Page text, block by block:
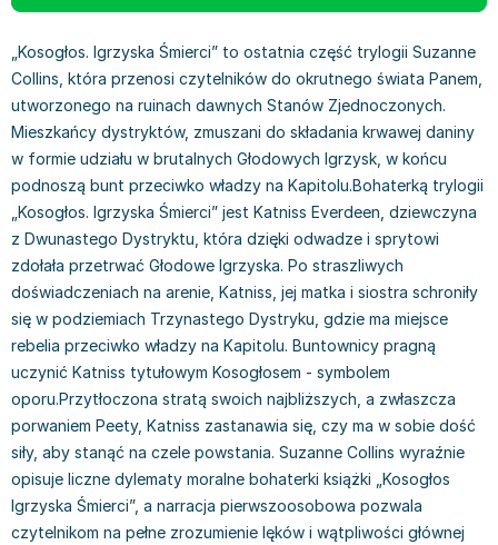
Książki: Prawo konstytucyjne
Książki: Prawo międzynarodowe
Książki: Prawo - orzecznictwo
Książki: Prawo pracy
Książki: Prawo Unii Europejskiej
Teksty aktów prawnych
Książki medyczne i naukowe
Chemia - książki
Książki o fizyce i astronomii
Geografia - książki
Inne
Książki do matematyki
Książki medyczne
Książki do nauk przyrodniczych
Technika, inżynieria, technologia - książki, podręczniki -
nauki ścisłe
Książki do nauk społecznych i humanistycznych
Filologia - książki
Książki filozoficzne
Książki: Film, muzyka, teatr
Książki: Historia sztuki
Książki o architekturze
Książki: Sztuka użytkowa
Książki: Sztuki wizualne
Inne
Książki dla dzieci 3-5 lat
Książki: bajki dla dzieci 3-5 lat
Kolorowanki i książki do naklejania 3-5 lat
Książki do nauki języków obcych 3-5 lat
Książki do nauki pisania i liczenia 3-5 lat
Książki grające, z puzzlami i magnesami 3-5 lat
Kreatywne i aktywizujące książki dla dzieci 3-5 lat
Poznawanie świata dla dzieci 3-5 lat - książki
Książki o zainteresowaniach dla dzieci 3-5 lat
Książki dla dzieci 6-8 lat
Książki do nauki czytania 6-8 lat
Książki do nauki języków obcych 6-8 lat
Książki do nauki pisania i liczenia 6-8 lat
Kreatywne i aktywizujące książki dla dzieci 6-8 lat
Literatura dla dzieci 6-8 lat
Poznawanie świata dla dzieci 6-8 lat - książki
Książki o zainteresowaniach dla dzieci 6-8 lat
Książki dla dzieci 9-12 lat
Książki edukacyjne dla dzieci 9-12 lat
Książki: Zdrowie
Kuchnia i diety - książki
Autorskie książki kucharskie
Ciasta, desery, wypieki - książki
Diety, zdrowe żywienie - książki
Książki kucharskie
Kuchnia polska - książki
Napoje - książki
Książki: Poradniki
Inne
Książki: Dom, ogród - poradniki
Książki: Hobby - poradniki
Książki: Moda, uroda, savoir vivre - poradniki
Książki pamiątkowe
Pozostałe książki
Dean Koontz
Andrzej Sapkowski
Stephenie Meyer
Robert Ludlum
Maria Czubaszek
Nora Roberts
Mario Vargas Llosa
Katarzyna Grochola
Ewa Nowak
Robin Cook
Carlos Ruiz Zafon
Konrad Gaca
Jerzy Zięba
Jodi Picoult
Dorota Terakowska
Abbi Glines
Alfred Szklarski
Stefan Żeromski
Henryk Sienkiewicz
„Kosogłos. Igrzyska Śmierci” to ostatnia część trylogii Suzanne
Collins, która przenosi czytelników do okrutnego świata Panem,
utworzonego na ruinach dawnych Stanów Zjednoczonych.
Mieszkańcy dystryktów, zmuszani do składania krwawej daniny
w formie udziału w brutalnych Głodowych Igrzysk, w końcu
podnoszą bunt przeciwko władzy na Kapitolu.Bohaterką trylogii
„Kosogłos. Igrzyska Śmierci” jest Katniss Everdeen, dziewczyna
z Dwunastego Dystryktu, która dzięki odwadze i sprytowi
zdołała przetrwać Głodowe Igrzyska. Po straszliwych
doświadczeniach na arenie, Katniss, jej matka i siostra schroniły
się w podziemiach Trzynastego Dystryku, gdzie ma miejsce
rebelia przeciwko władzy na Kapitolu. Buntownicy pragną
uczynić Katniss tytułowym Kosogłosem - symbolem
oporu.Przytłoczona stratą swoich najbliższych, a zwłaszcza
porwaniem Peety, Katniss zastanawia się, czy ma w sobie dość
siły, aby stanąć na czele powstania. Suzanne Collins wyraźnie
opisuje liczne dylematy moralne bohaterki książki „Kosogłos
Igrzyska Śmierci”, a narracja pierwszoosobowa pozwala
czytelnikom na pełne zrozumienie lęków i wątpliwości głównej